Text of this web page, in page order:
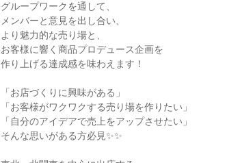
グループワークを通して、
メンバーと意見を出し合い、
より魅力的な売り場と、
お客様に響く商品プロデュース企画を
作り上げる達成感を味わえます！
「お店づくりに興味がある」
「お客様がワクワクする売り場を作りたい」
「自分のアイデアで売上をアップさせたい」
そんな思いがある方必見✨✨